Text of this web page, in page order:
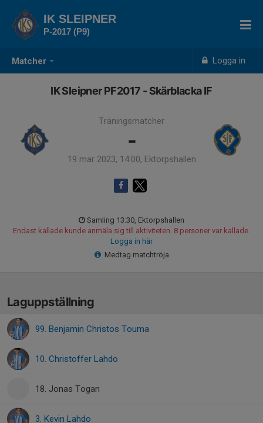
Matcher Logga in
IK SLEIPNER
P-2017 (P9)
IK Sleipner PF2017 - Skärblacka IF
Träningsmatcher
-
19 mar 2023, 14:00, Ektorpshallen
Samling 13:30, Ektorpshallen
Endast kallade kunde anmäla sig till aktiviteten. 8 personer var kallade.
Logga in här
Medtag matchtröja
Laguppställning
99. Benjamin Christos Touma
10. Christoffer Lahdo
18. Jonas Togan
3. Kevin Lahdo